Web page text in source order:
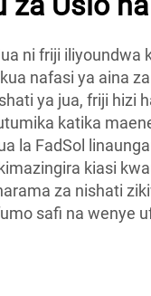
ni friji iliyoundwa
nafasi ya aina
ya jua, friji hizi
katika
la FadSol
kiasi
za nishati
safi na wenye